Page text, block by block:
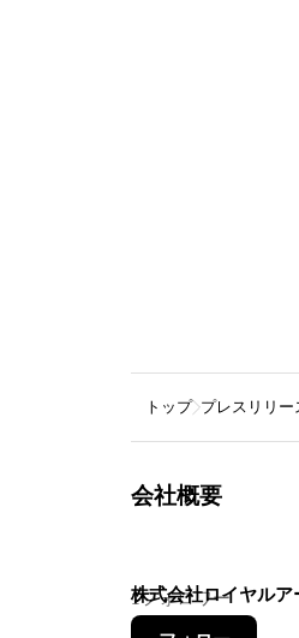
トップ プレスリリー
会社概要
株式会社ロイヤルア
1フォロワー